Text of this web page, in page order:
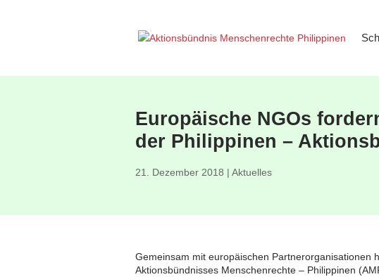
Europäische NGOs
der Philippinen –
21. Dezember 2018 | Aktuelles
Gemeinsam mit europäischen Partnerorganisationen
Aktionsbündnisses Menschenrechte – Philippinen